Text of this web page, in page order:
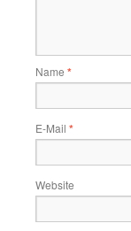
Name *
E-Mail *
Website